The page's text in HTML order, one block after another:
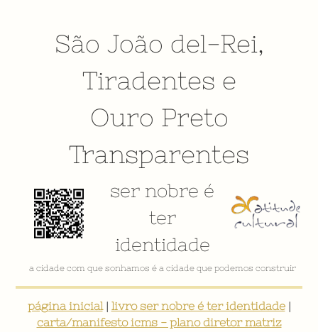
São João del-Rei,
Tiradentes e
Ouro Preto
Transparentes
ser nobre é
ter
identidade
VÍDEO INSTITUCIONAL
página inicial| livro ser nobre é ter identidade|
carta/manifesto icms - plano diretor matriz